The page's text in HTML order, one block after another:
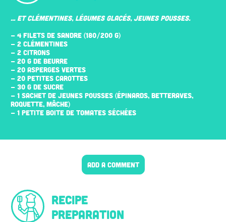
... ET CLÉMENTINES, LÉGUMES GLACÉS, JEUNES POUSSES.
- 4 FILETS DE SANDRE (180/200 G)
- 2 CLÉMENTINES
- 2 CITRONS
- 20 G DE BEURRE
- 20 ASPERGES VERTES
- 20 PETITES CAROTTES
- 30 G DE SUCRE
- 1 SACHET DE JEUNES POUSSES (ÉPINARDS, BETTERAVES,
ROQUETTE, MÂCHE)
- 1 PETITE BOITE DE TOMATES SÉCHÉES
ADD A COMMENT
Recipe
preparation